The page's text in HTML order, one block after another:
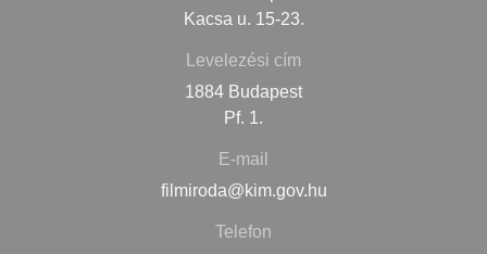
Kacsa u. 15-23.
Levelezési cím
1884 Budapest
Pf. 1.
E-mail
filmiroda@kim.gov.hu
Telefon